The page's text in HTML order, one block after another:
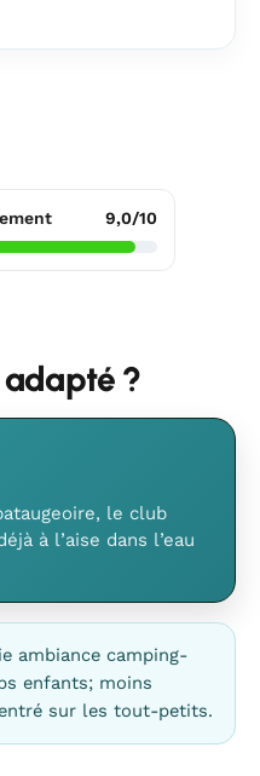
9,0/10
adapté ?
le club
à l’aise dans l’eau
ambiance camping-
enfants; moins
sur les tout-petits.